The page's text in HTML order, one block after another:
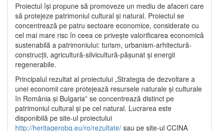
Proiectul își propune să promoveze un mediu de afaceri care
să protejeze patrimoniul cultural și natural. Proiectul se
concentrează pe patru sectoare economice, considerate cu
cel mai mare risc în ceea ce privește valorificarea economică
sustenabilă a patrimoniului: turism, urbanism-arhitectură-
construcții, agricultură-silvicultură-pășunat și energii
regenerabile.
Principalul rezultat al proiectului „Strategia de dezvoltare a
unei economii care protejează resursele naturale și culturale
în România și Bulgaria” se concentrează distinct pe
patrimoniul cultural și pe cel natural. Lucrarea este
disponibilă pe site-ul proiectului
http://heritagerobg.eu/ro/rezultate/ sau pe site-ul CCINA